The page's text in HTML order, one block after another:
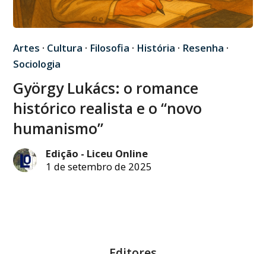
Artes · Cultura · Filosofia · História · Resenha ·
Sociologia
György Lukács: o romance
histórico realista e o “novo
humanismo”
Edição - Liceu Online
1 de setembro de 2025